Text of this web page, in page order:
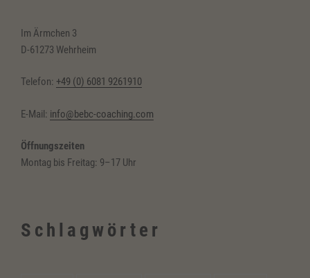
Im Ärmchen 3
D-61273 Wehrheim
Telefon: +49 (0) 6081 9261910
E-Mail: info@bebc-coaching.com
Öffnungszeiten
Montag bis Freitag: 9–17 Uhr
Schlagwörter